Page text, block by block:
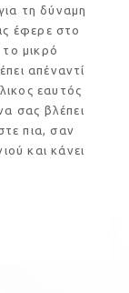
τη δύναμη
έφερε στο
μικρό
απέναντί
εαυτός
σας βλέπει
πια, σαν
και κάνει